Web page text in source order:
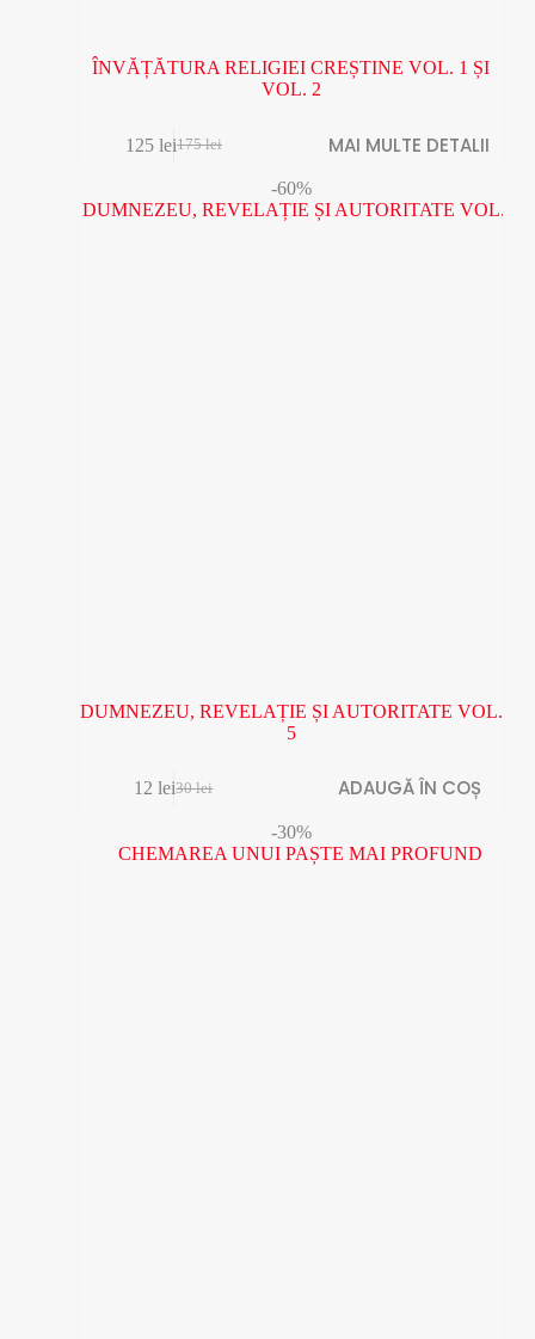
ÎNVĂȚĂTURA RELIGIEI CREȘTINE VOL. 1 ȘI
VOL. 2
175lei
Prețul
fost:
125 leiPrețul
125 lei.
MAI MULTE DETALII
-60%
DUMNEZEU, REVELAȚIE ȘI AUTORITATE VOL.
5
30lei
Prețul
fost:
12leiPrețul
12 lei.
ADAUGĂ ÎN COȘ
-30%